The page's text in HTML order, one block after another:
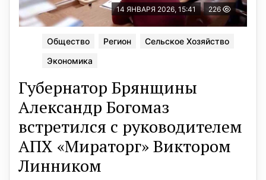
14 ЯНВАРЯ 2026, 15:41 226
Общество Регион
Сельское Хозяйство
Экономика
Губернатор Брянщины
Александр Богомаз
встретился с руководителем
АПХ «Мираторг» Виктором
Линником